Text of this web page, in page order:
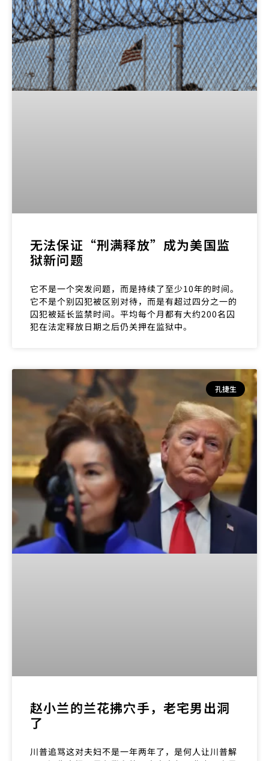
无法保证“刑满释放”成为美国监
狱新问题
它不是一个突发问题，而是持续了至少10年的时间。
它不是个别囚犯被区别对待，而是有超过四分之一的
囚犯被延长监禁时间。平均每个月都有大约200名囚
犯在法定释放日期之后仍关押在监狱中。
孔捷生
赵小兰的兰花拂穴手，老宅男出洞
了
川普追骂这对夫妇不是一年两年了，是何人让川普解